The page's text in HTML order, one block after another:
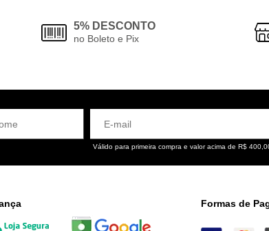
5% DESCONTO
no Boleto e Pix
Válido para primeira compra e valor acima de R$
Formas de